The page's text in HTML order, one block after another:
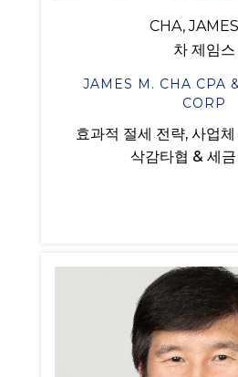
CHA,
차 제임스
JAMES M. CHA CPA
CORP
효과적 절세 전략, 사업
삭감타협 & 세금